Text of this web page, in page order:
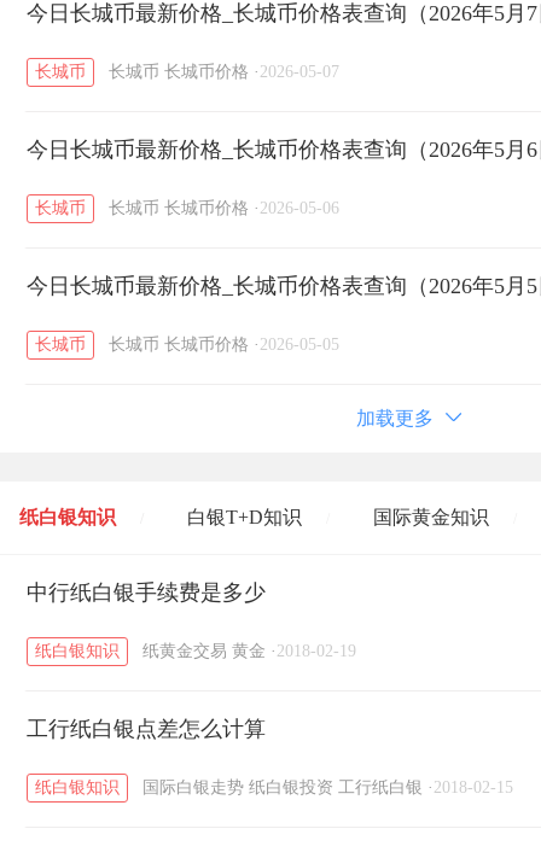
今日长城币最新价格_长城币价格表查询（2026年5月
长城币 长城币 长城币价格 · 2026-05-07
今日长城币最新价格_长城币价格表查询（2026年5月
长城币 长城币 长城币价格 · 2026-05-06
今日长城币最新价格_长城币价格表查询（2026年5月
长城币 长城币 长城币价格 · 2026-05-05
加载更多
纸白银知识 白银T+D知识 国际黄金知识
黄金T+D知识 / 粤贵银知识
中行纸白银手续费是多少
纸白银知识 纸黄金交易 黄金 · 2018-02-19
工行纸白银点差怎么计算
纸白银知识 国际白银走势 纸白银投资 工行纸白银 · 2018-02-15